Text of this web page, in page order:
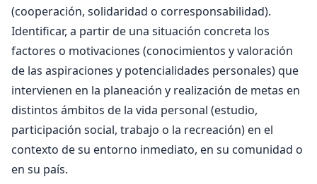
(cooperación, solidaridad o corresponsabilidad).
Identificar, a partir de una situación concreta los
factores o motivaciones (conocimientos y valoración
de las aspiraciones y potencialidades personales) que
intervienen en la planeación y realización de metas en
distintos ámbitos de la vida personal (estudio,
participación social, trabajo o la recreación) en el
contexto de su entorno inmediato, en su comunidad o
en su país.